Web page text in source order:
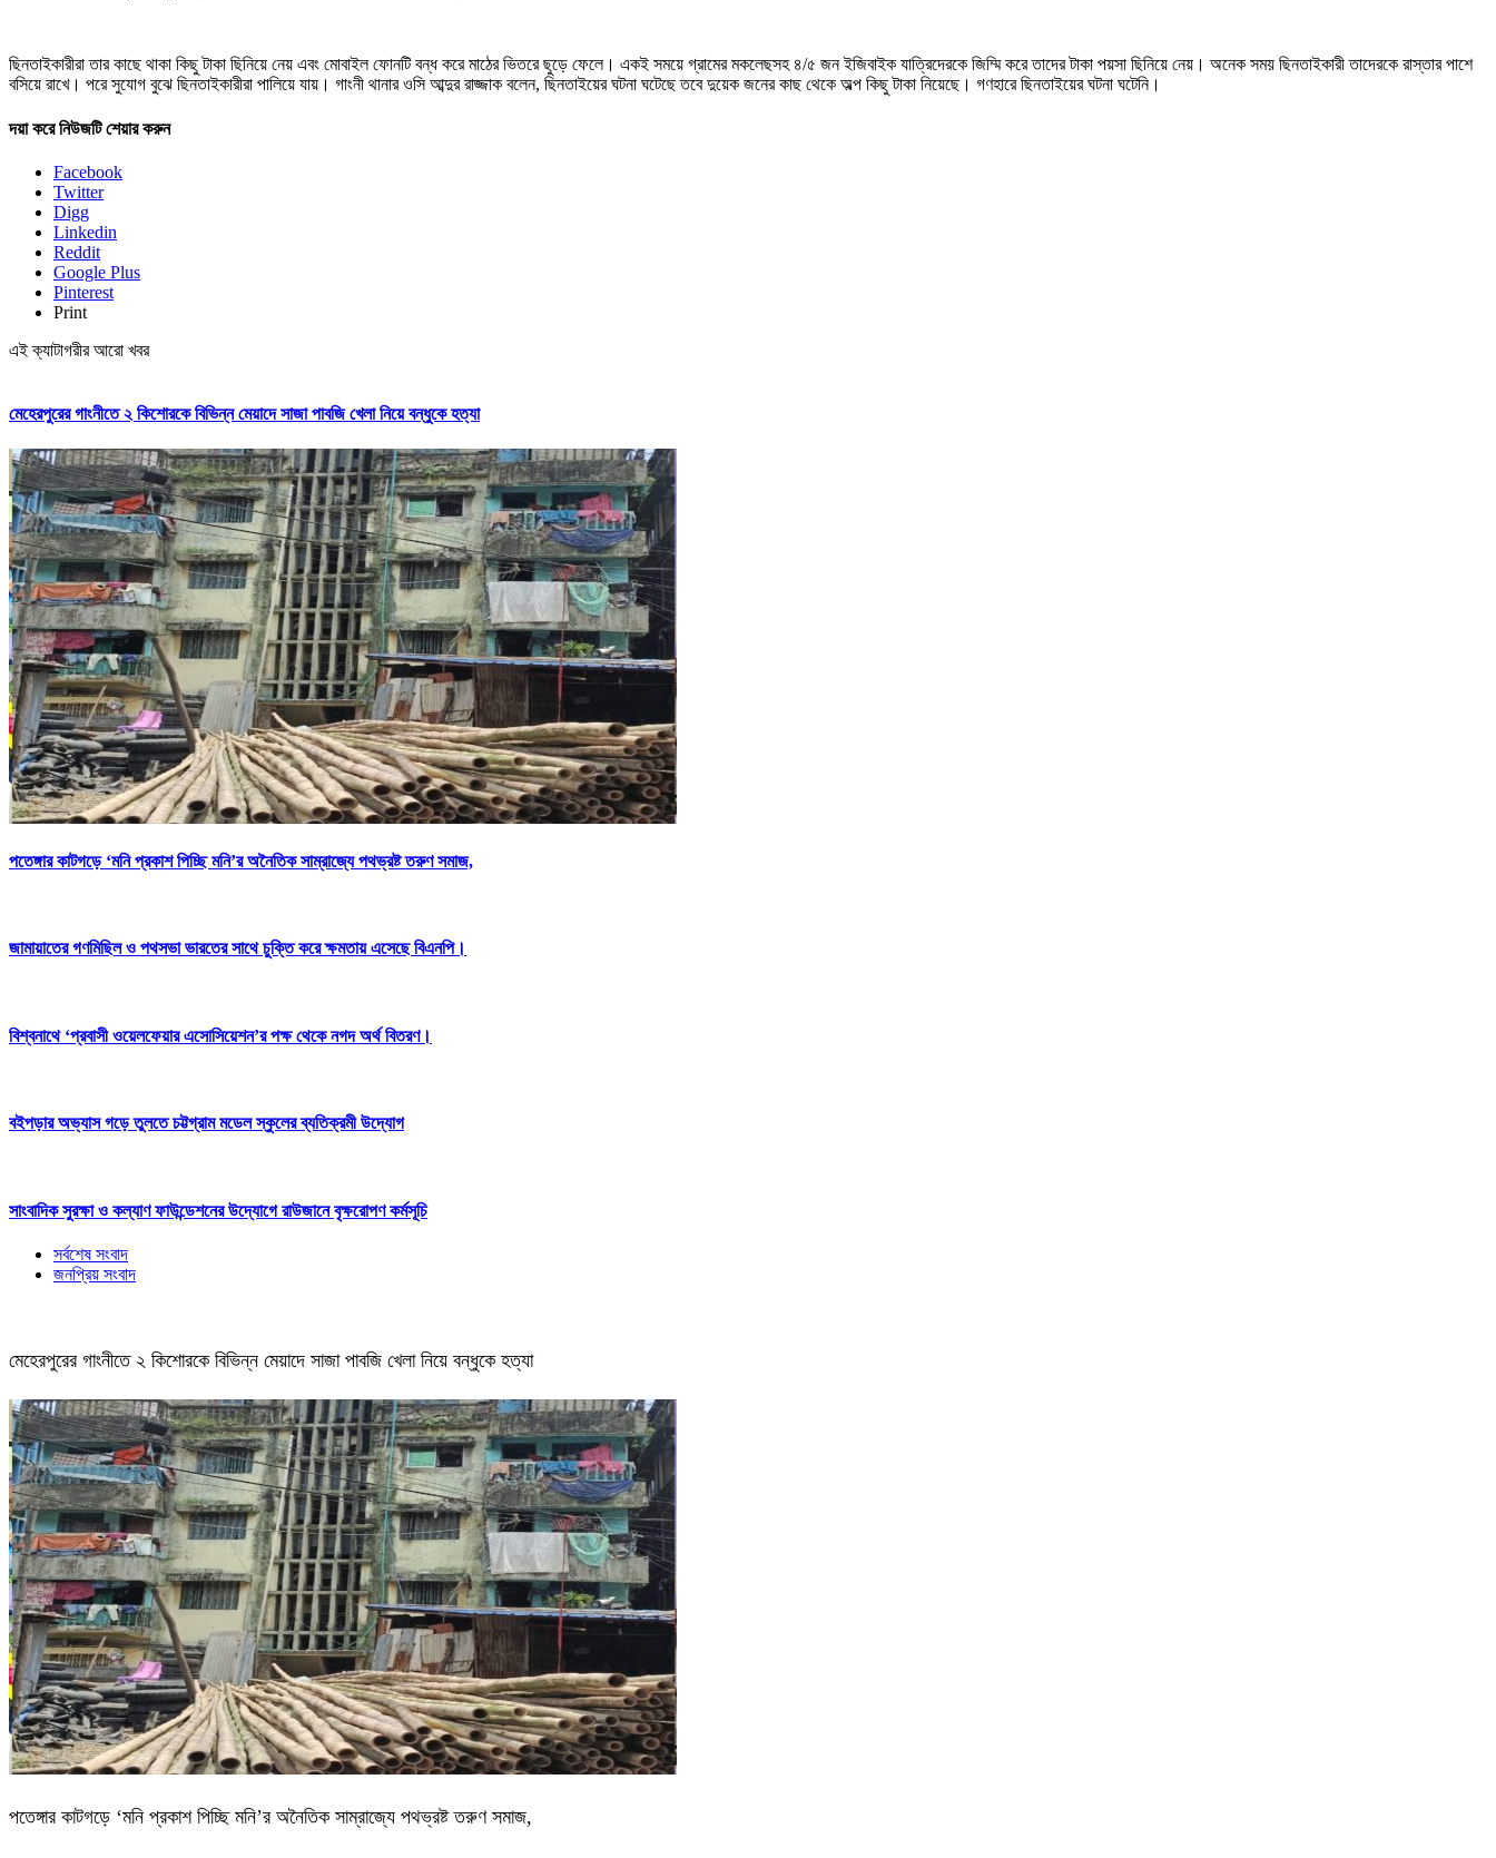
ছিনতাইকারীরা তার কাছে থাকা কিছু টাকা ছিনিয়ে নেয় এবং মোবাইল ফোনটি বন্ধ করে মাঠের ভিতরে ছুড়ে ফেলে। একই সময়ে গ্রামের মকলেছসহ ৪/৫ জন ইজিবাইক যাত্রিদেরকে জিম্মি করে তাদের টাকা পয়সা ছিনিয়ে নেয়। অনেক সময় ছিনতাইকারী তাদেরকে রাস্তার পাশে
বসিয়ে রাখে। পরে সুযোগ বুঝে ছিনতাইকারীরা পালিয়ে যায়। গাংনী থানার ওসি আব্দুর রাজ্জাক বলেন, ছিনতাইয়ের ঘটনা ঘটেছে তবে দুয়েক জনের কাছ থেকে অল্প কিছু টাকা নিয়েছে। গণহারে ছিনতাইয়ের ঘটনা ঘটেনি।
দয়া করে নিউজটি শেয়ার করুন
Facebook
Twitter
Digg
Linkedin
Reddit
Google Plus
Pinterest
Print
এই ক্যাটাগরীর আরো খবর
মেহেরপুরের গাংনীতে ২ কিশোরকে বিভিন্ন মেয়াদে সাজা পাবজি খেলা নিয়ে বন্ধুকে হত্যা
পতেঙ্গার কাটগড়ে ‘মনি প্রকাশ পিচ্ছি মনি’র অনৈতিক সাম্রাজ্যে পথভ্রষ্ট তরুণ সমাজ,
জামায়াতের গণমিছিল ও পথসভা ভারতের সাথে চুক্তি করে ক্ষমতায় এসেছে বিএনপি।
বিশ্বনাথে ‘প্রবাসী ওয়েলফেয়ার এসোসিয়েশন’র পক্ষ থেকে নগদ অর্থ বিতরণ।
বইপড়ার অভ্যাস গড়ে তুলতে চট্টগ্রাম মডেল স্কুলের ব্যতিক্রমী উদ্যোগ
সাংবাদিক সুরক্ষা ও কল্যাণ ফাউন্ডেশনের উদ্যোগে রাউজানে বৃক্ষরোপণ কর্মসূচি
সর্বশেষ সংবাদ
জনপ্রিয় সংবাদ
মেহেরপুরের গাংনীতে ২ কিশোরকে বিভিন্ন মেয়াদে সাজা পাবজি খেলা নিয়ে বন্ধুকে হত্যা
পতেঙ্গার কাটগড়ে ‘মনি প্রকাশ পিচ্ছি মনি’র অনৈতিক সাম্রাজ্যে পথভ্রষ্ট তরুণ সমাজ,